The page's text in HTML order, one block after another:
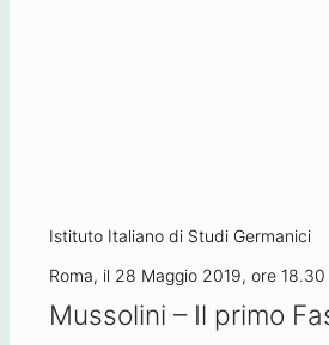
Istituto Italiano di Studi Germanici
Roma, il 28 Maggio 2019, ore 18.30
Mussolini – Il primo